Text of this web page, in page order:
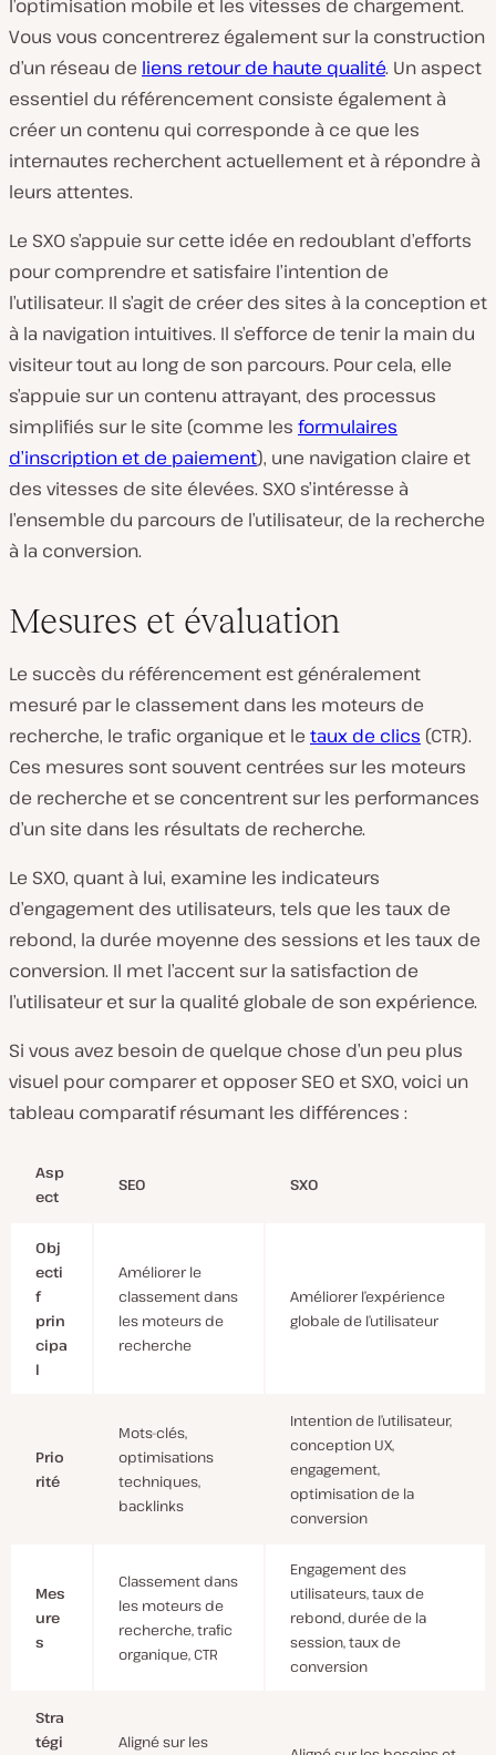
l’optimisation mobile et les vitesses de chargement.
Vous vous concentrerez également sur la construction
d’un réseau de liens retour de haute qualité. Un aspect
essentiel du référencement consiste également à
créer un contenu qui corresponde à ce que les
internautes recherchent actuellement et à répondre à
leurs attentes.
Le SXO s’appuie sur cette idée en redoublant d’efforts
pour comprendre et satisfaire l’intention de
l’utilisateur. Il s’agit de créer des sites à la conception et
à la navigation intuitives. Il s’efforce de tenir la main du
visiteur tout au long de son parcours. Pour cela, elle
s’appuie sur un contenu attrayant, des processus
simplifiés sur le site (comme les formulaires
d’inscription et de paiement), une navigation claire et
des vitesses de site élevées. SXO s’intéresse à
l’ensemble du parcours de l’utilisateur, de la recherche
à la conversion.
Mesures et évaluation
Le succès du référencement est généralement
mesuré par le classement dans les moteurs de
recherche, le trafic organique et le taux de clics (CTR).
Ces mesures sont souvent centrées sur les moteurs
de recherche et se concentrent sur les performances
d’un site dans les résultats de recherche.
Le SXO, quant à lui, examine les indicateurs
d’engagement des utilisateurs, tels que les taux de
rebond, la durée moyenne des sessions et les taux de
conversion. Il met l’accent sur la satisfaction de
l’utilisateur et sur la qualité globale de son expérience.
Si vous avez besoin de quelque chose d’un peu plus
visuel pour comparer et opposer SEO et SXO, voici un
tableau comparatif résumant les différences :
Asp
ect
SEO SXO
Obj
ecti
f
prin
cipa
l
Améliorer le
classement dans
les moteurs de
recherche
Améliorer l’expérience
globale de l’utilisateur
Prio
rité
Mots-clés,
optimisations
techniques,
backlinks
Intention de l’utilisateur,
conception UX,
engagement,
optimisation de la
conversion
Mes
ure
s
Classement dans
les moteurs de
recherche, trafic
organique, CTR
Engagement des
utilisateurs, taux de
rebond, durée de la
session, taux de
conversion
Stra
tégi
Aligné sur les